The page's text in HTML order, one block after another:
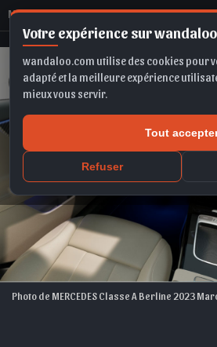
Votre expérience sur
wandaloo.com utilise des cookies pour
adapté et la meilleure expérience
mieux vous servir.
Tout
Refuser
MERCEDES Classe A Berline 2023 Maroc
Photo de MERCEDES Classe A Berline 2023